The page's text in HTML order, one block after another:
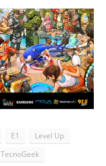
E1
Level Up
TecnoGeek